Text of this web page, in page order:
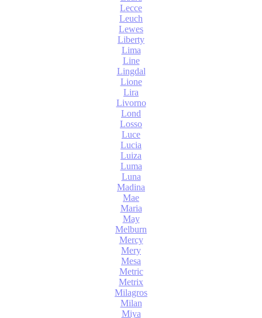
Lecce
Leuch
Lewes
Liberty
Lima
Line
Lingdal
Lione
Lira
Livorno
Lond
Losso
Luce
Lucia
Luiza
Luma
Luna
Madina
Mae
Maria
May
Melburn
Mercy
Mery
Mesa
Metric
Metrix
Milagros
Milan
Miya